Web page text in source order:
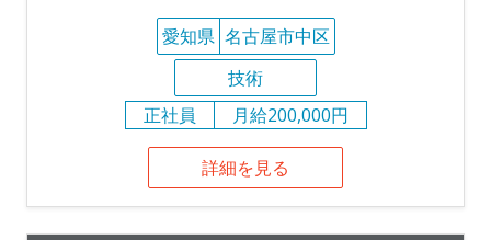
愛知県 名古屋市中区
技術
正社員
月給200,000円
詳細を見る